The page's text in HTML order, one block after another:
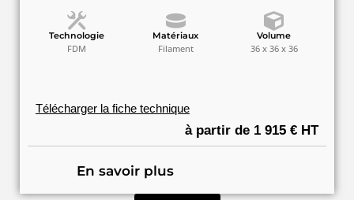
Technologie
FDM
Matériaux
Filament
Volume
36 x 36 x 36
Télécharger la fiche technique
à partir de 1 915 € HT
En savoir plus